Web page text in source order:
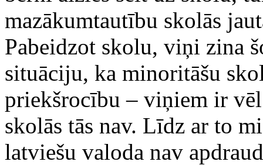
mazākumtautību skolās
Pabeidzot skolu, viņi zina
situāciju, ka minoritāšu
priekšrocību – viņiem ir
skolās tās nav. Līdz ar to
latviešu valoda nav